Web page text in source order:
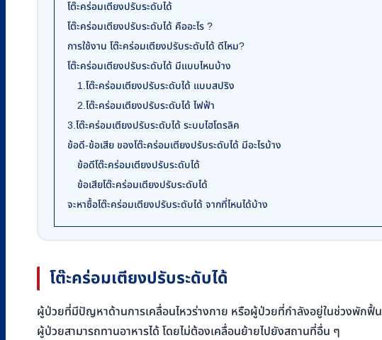
โต๊ะคร่อมเตียงปรับระดับได้
โต๊ะคร่อมเตียงปรับระดับได้ คืออะไร ?
การใช้งาน โต๊ะคร่อมเตียงปรับระดับได้ ดีไหม?
โต๊ะคร่อมเตียงปรับระดับได้ มีแบบไหนบ้าง
1.โต๊ะคร่อมเตียงปรับระดับได้ แบบสปริง
2.โต๊ะคร่อมเตียงปรับระดับได้ ไฟฟ้า
3.โต๊ะคร่อมเตียงปรับระดับได้ ระบบไฮโดรลิค
ข้อดี-ข้อเสีย ของโต๊ะคร่อมเตียงปรับระดับได้ มีอะไรบ้าง
ข้อดีโต๊ะคร่อมเตียงปรับระดับได้
ข้อเสียโต๊ะคร่อมเตียงปรับระดับได้
จะหาซื้อโต๊ะคร่อมเตียงปรับระดับได้ จากที่ไหนได้บ้าง
โต๊ะคร่อมเตียงปรับระดับได้
ผู้ป่วยที่มีปัญหาด้านการเคลื่อนไหวร่างกาย หรือผู้ป่วยที่กำลังอยู่ในช่วงพักฟื้น
ผู้ป่วยสามารถทานอาหารได้ โดยไม่ต้องเคลื่อนย้ายไปยังสถานที่อื่น ๆ